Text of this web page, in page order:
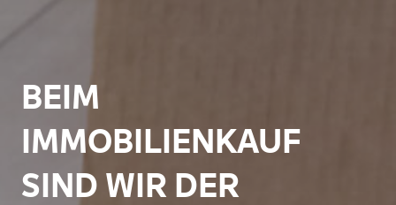
BEIM
IMMOBILIENKAUF
SIND WIR DER